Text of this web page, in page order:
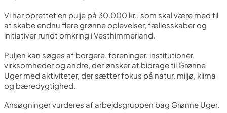
Vi har oprettet en pulje på 30.000 kr., som skal være med til
at skabe endnu flere grønne oplevelser, fællesskaber og
initiativer rundt omkring i Vesthimmerland.
Puljen kan søges af borgere, foreninger, institutioner,
virksomheder og andre, der ønsker at bidrage til Grønne
Uger med aktiviteter, der sætter fokus på natur, miljø, klima
og bæredygtighed.
Ansøgninger vurderes af arbejdsgruppen bag Grønne Uger.